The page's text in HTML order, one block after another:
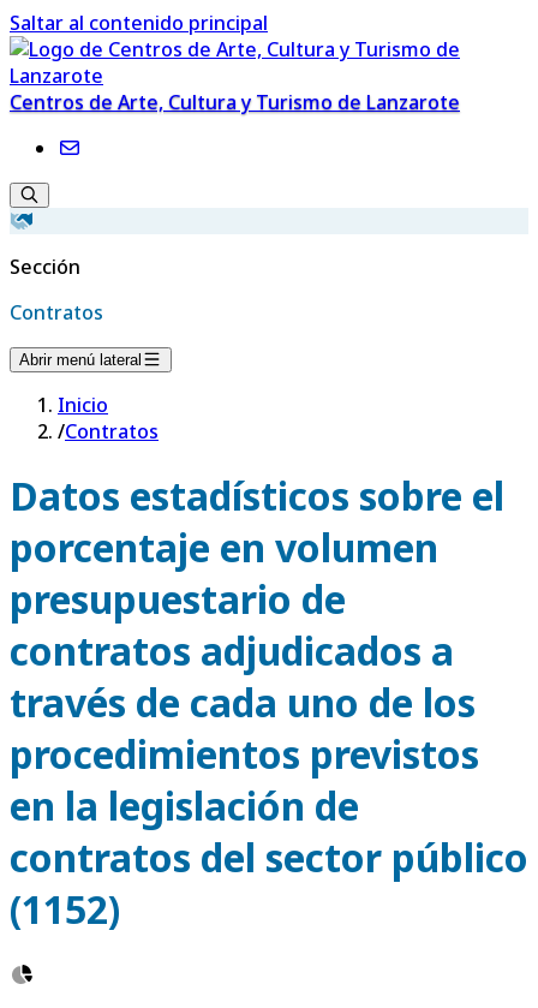
Saltar al contenido principal
Centros de Arte, Cultura y Turismo de Lanzarote
Sección
Contratos
Abrir menú lateral
Inicio
/Contratos
Datos estadísticos sobre el
porcentaje en volumen
presupuestario de
contratos adjudicados a
través de cada uno de los
procedimientos previstos
en la legislación de
contratos del sector público
(1152)